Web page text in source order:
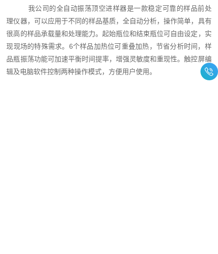
我公司的全自动振荡顶空进样器是一款稳定可靠的样品前处
理仪器，可以应用于不同的样品基质，全自动分析，操作简单，具有
很高的样品承载量和处理能力。起始瓶位和结束瓶位可自由设定，实
现现场的特殊需求。6个样品加热位可重叠加热，节省分析时间，样
品瓶振荡功能可加速平衡时间提率，增强灵敏度和重现性。触控屏编
辑及电脑软件控制两种操作模式，方便用户使用。